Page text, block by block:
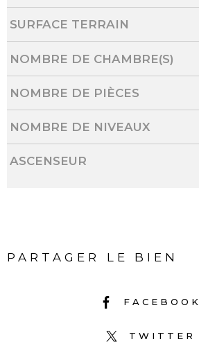
SURFACE TERRAIN
NOMBRE DE CHAMBRE(S)
NOMBRE DE PIÈCES
NOMBRE DE NIVEAUX
ASCENSEUR
PARTAGER LE BIEN
FACEBOOK
TWITTER